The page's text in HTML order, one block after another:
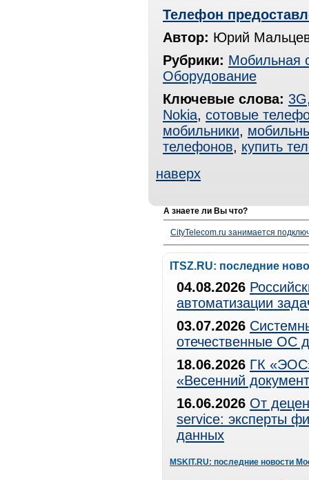
Телефон
Автор: Юрий
Рубрики: Мобильная
Оборудование
Ключевые слова: 3G
Nokia, сотовые
мобильники,
телефонов, купить
наверх
А знаете ли Вы что?
CityTelecom.ru занимается
ITSZ.RU: последние
04.08.2026
автоматизации
03.07.2026
отечественные ОС
18.06.2026 ГК
«Весенний
16.06.2026 От
service: эксперты
данных
MSKIT.RU: последние новости